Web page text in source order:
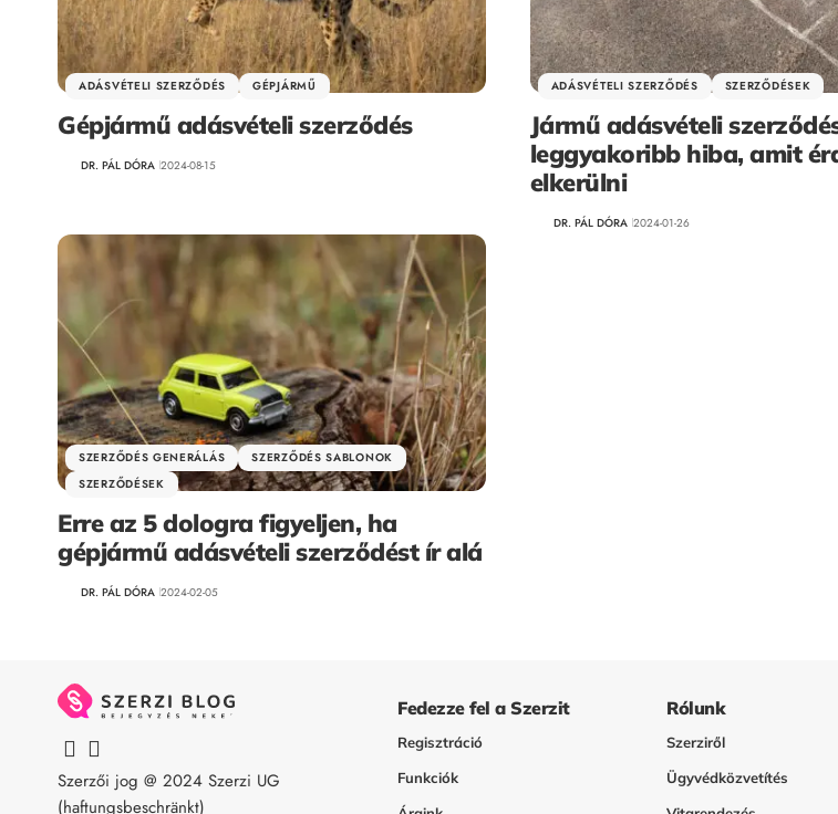
ADÁSVÉTELI SZERZŐDÉS GÉPJÁRMŰ
Gépjármű adásvételi szerződés
DR. PÁL DÓRA 2024-08-15
ADÁSVÉTELI SZERZŐDÉS SZERZŐDÉSEK
Jármű adásvételi
leggyakoribb hiba, amit
elkerülni
DR. PÁL DÓRA 2024-01-26
SZERZŐDÉS GENERÁLÁS
SZERZŐDÉS SABLONOK
SZERZŐDÉSEK
Erre az 5 dologra figyeljen, ha
gépjármű adásvételi szerződést ír alá
DR. PÁL DÓRA 2024-02-05
Szerzői jog @ 2024 Szerzi UG
(haftungsbeschränkt)
Fedezze fel a Szerzit
Regisztráció
Funkciók
Rólunk
Szerziről
Ügyvédközvetítés